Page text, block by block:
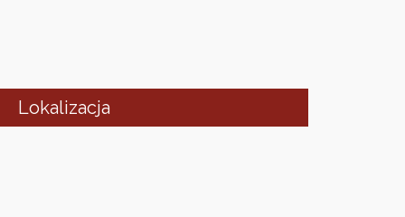
Lokalizacja